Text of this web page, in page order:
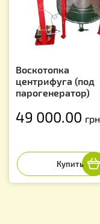
Воскотопка
центрифуга (под
парогенератор)
49 000.00 грн.